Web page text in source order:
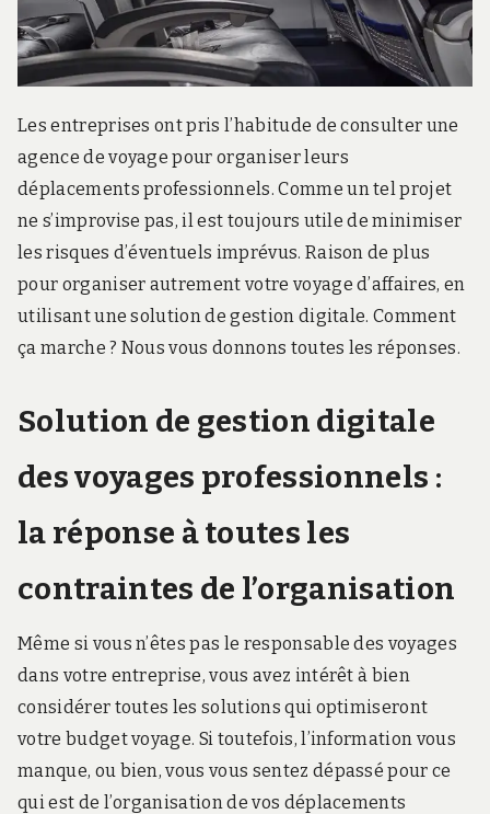
r
Les entreprises ont pris l’habitude de consulter une
agence de voyage pour organiser leurs
déplacements professionnels. Comme un tel projet
ne s’improvise pas, il est toujours utile de minimiser
les risques d’éventuels imprévus. Raison de plus
pour organiser autrement votre voyage d’affaires, en
utilisant une solution de gestion digitale. Comment
ça marche ? Nous vous donnons toutes les réponses.
Solution de gestion digitale
des voyages professionnels :
la réponse à toutes les
contraintes de l’organisation
Même si vous n’êtes pas le responsable des voyages
dans votre entreprise, vous avez intérêt à bien
considérer toutes les solutions qui optimiseront
votre budget voyage. Si toutefois, l’information vous
manque, ou bien, vous vous sentez dépassé pour ce
qui est de l’organisation de vos déplacements